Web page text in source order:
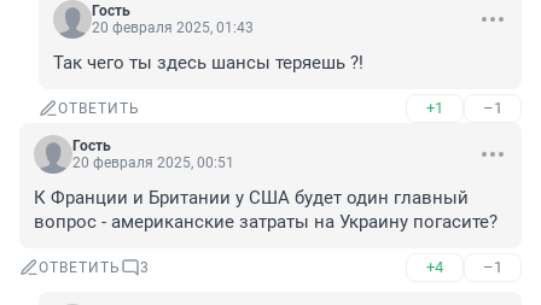
Гость
20 февраля 2025, 01:43
Так чего ты здесь шансы теряешь ?!
ОТВЕТИТЬ +1 –1
Гость
20 февраля 2025, 00:51
К Франции и Британии у США будет один главный
вопрос - американские затраты на Украину погасите?
ОТВЕТИТЬ 3 +4 –1